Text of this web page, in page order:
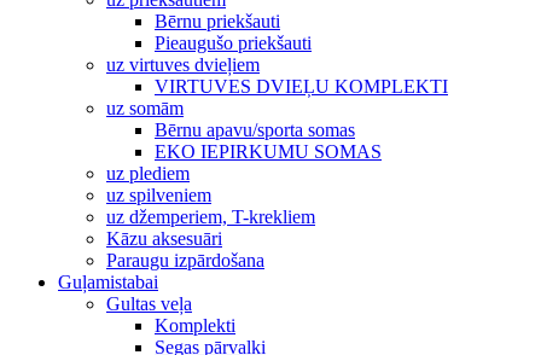
Bērnu priekšauti
Pieaugušo priekšauti
uz virtuves dvieļiem
VIRTUVES DVIEĻU KOMPLEKTI
uz somām
Bērnu apavu/sporta somas
EKO IEPIRKUMU SOMAS
uz plediem
uz spilveniem
uz džemperiem, T-krekliem
Kāzu aksesuāri
Paraugu izpārdošana
Guļamistabai
Gultas veļa
Komplekti
Segas pārvalki